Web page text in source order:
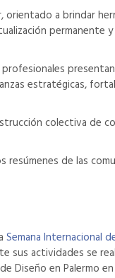
a brindar
permanente
estratégicas,
colectiva de
de las
Semana Internacional
sus actividades se
Diseño en Palermo